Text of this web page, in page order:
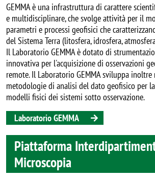
GEMMA è una infrastruttura di carattere
e multidisciplinare, che svolge attività per il
parametri e processi geofisici che
del Sistema Terra (litosfera, idrosfera,
Il Laboratorio GEMMA è dotato di
innovativa per l'acquisizione di osservazioni
remote. Il Laboratorio GEMMA sviluppa inoltre
metodologie di analisi del dato geofisico per
modelli fisici dei sistemi sotto osservazione.
Laboratorio GEMMA
Piattaforma
Microscopia